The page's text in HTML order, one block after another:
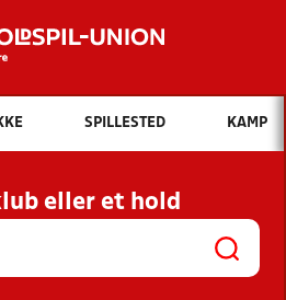
Hvad vil du søge efter?
INDHOLD OG NYHEDER
KLUBBER OG
HOLD
SPILLESTED KAMP
eller et hold